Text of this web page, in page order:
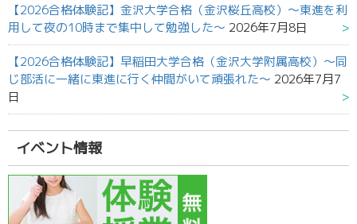
【2026合格体験記】金沢大学合格（金沢桜丘高校）～東進を利
用して夜の10時まで集中して勉強した～ 2026年7月8日
【2026合格体験記】早稲田大学合格（金沢大学附属高校）～同
じ部活に一緒に東進に行く仲間がいて頑張れた～ 2026年7月7
日
イベント情報